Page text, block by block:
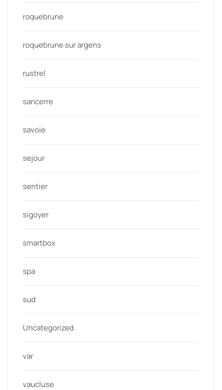
roquebrune
roquebrune sur argens
rustrel
sancerre
savoie
sejour
sentier
sigoyer
smartbox
spa
sud
Uncategorized
var
vaucluse